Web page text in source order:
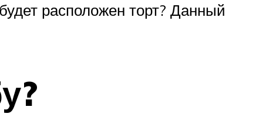
расположен торт? Данный